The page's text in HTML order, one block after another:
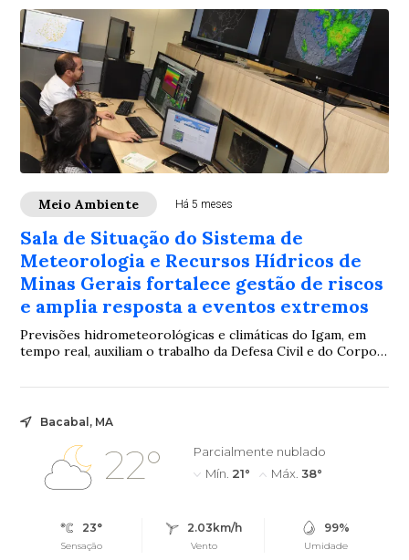
Meio Ambiente Há 5 meses
Sala de Situação do Sistema de
Meteorologia e Recursos Hídricos de
Minas Gerais fortalece gestão de riscos
e amplia resposta a eventos extremos
Previsões hidrometeorológicas e climáticas do Igam, em
tempo real, auxiliam o trabalho da Defesa Civil e do Corpo
Bacabal, MA
22°
Parcialmente nublado
Mín. 21° Máx. 38°
23°
Sensação
2.03km/h
Vento
99%
Umidade